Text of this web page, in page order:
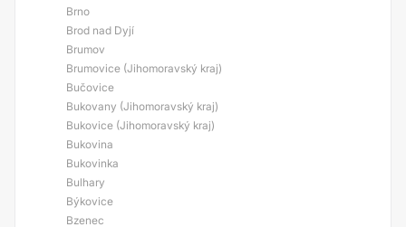
Brno
Brod nad Dyjí
Brumov
Brumovice (Jihomoravský kraj)
Bučovice
Bukovany (Jihomoravský kraj)
Bukovice (Jihomoravský kraj)
Bukovina
Bukovinka
Bulhary
Býkovice
Bzenec